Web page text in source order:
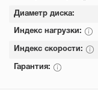
Диаметр диска:
Индекс нагрузки:
Индекс скорости:
Гарантия: